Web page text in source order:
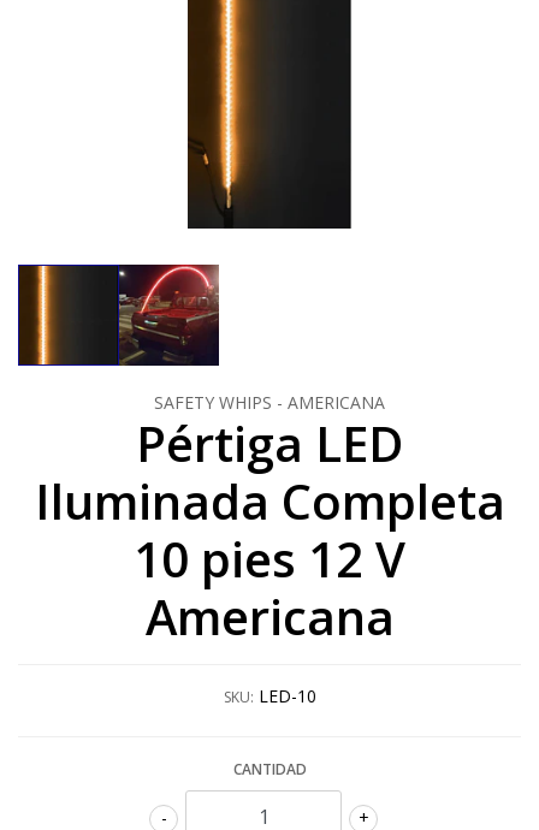
SAFETY WHIPS - AMERICANA
Pértiga LED
Iluminada Completa
10 pies 12 V
Americana
SKU: LED-10
CANTIDAD
+
-